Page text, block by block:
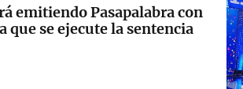
emitiendo Pasapalabra con
que se ejecute la sentencia